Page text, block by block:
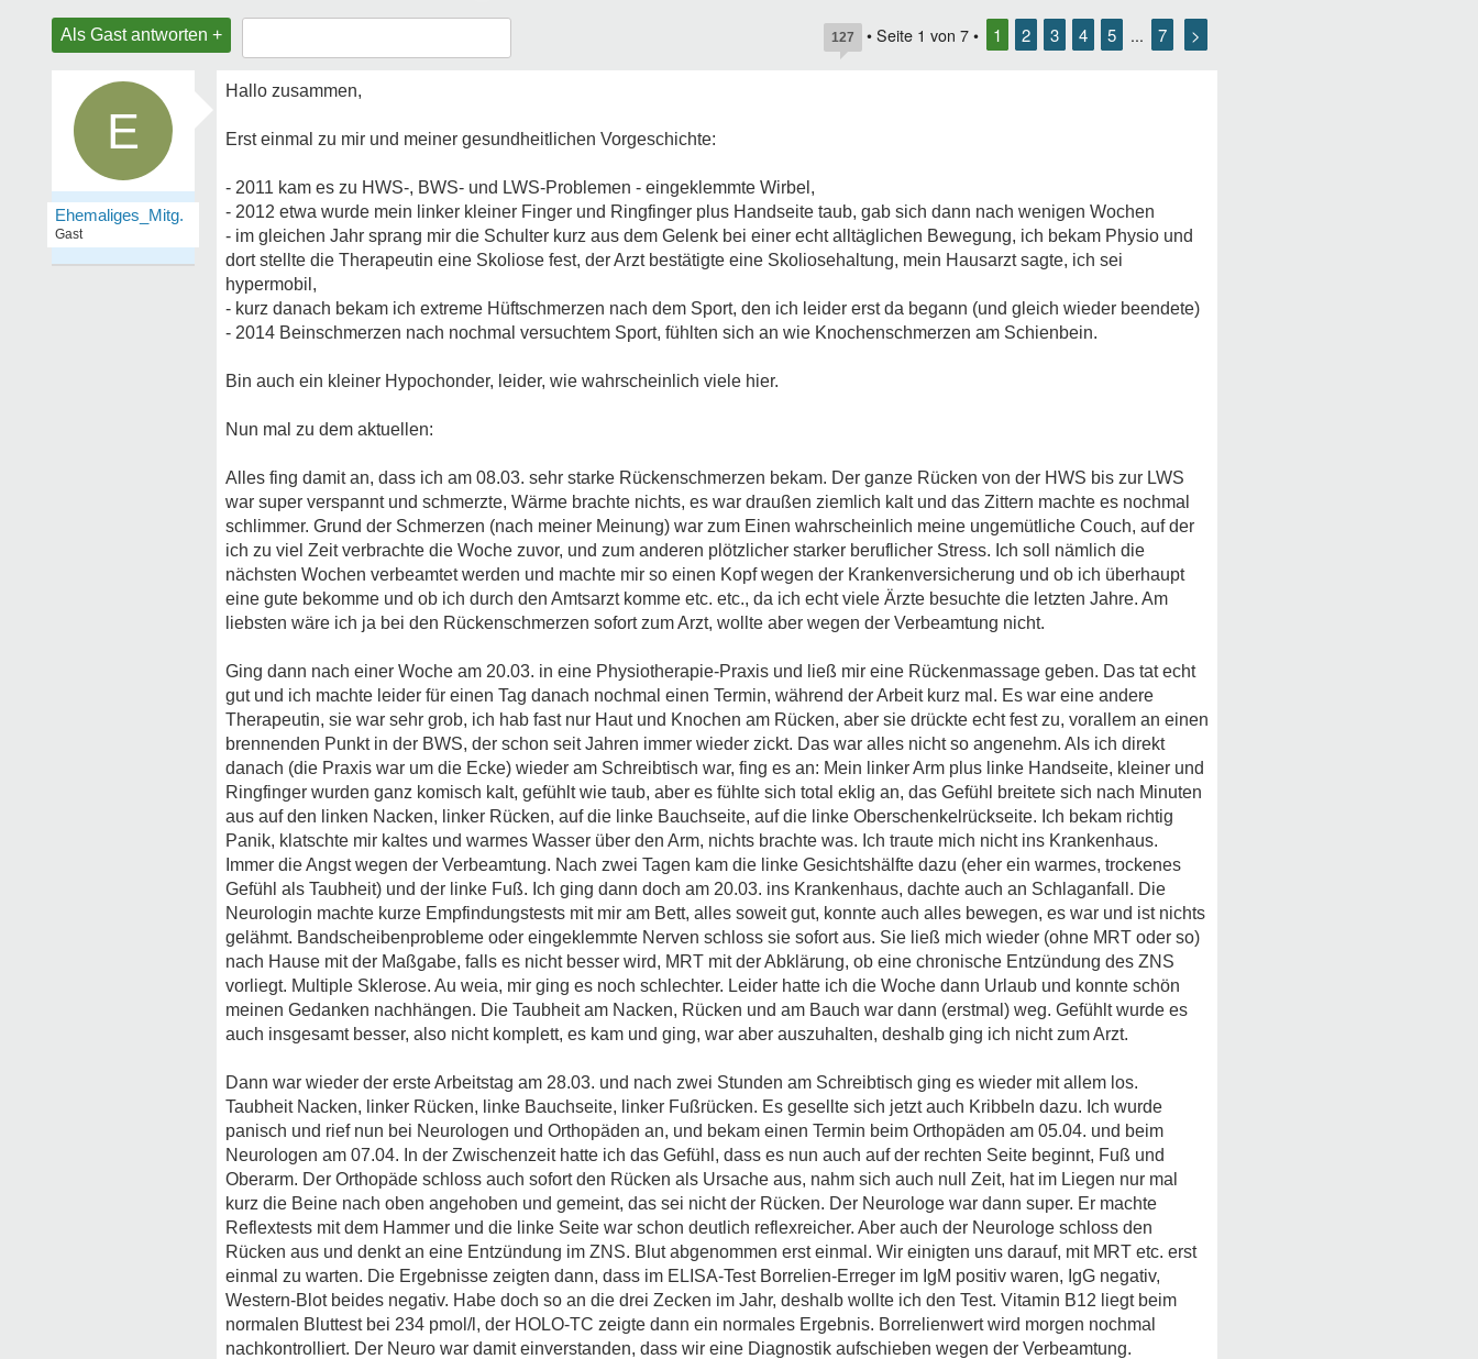
Als Gast antworten + 127 • Seite 1 von 7 • 1 2 3 4 5 ... 7 >
E
Ehemaliges_Mitg.
Gast
Hallo zusammen,
Erst einmal zu mir und meiner gesundheitlichen Vorgeschichte:
- 2011 kam es zu HWS-, BWS- und LWS-Problemen - eingeklemmte Wirbel,
- 2012 etwa wurde mein linker kleiner Finger und Ringfinger plus Handseite taub, gab sich dann nach wenigen Wochen
- im gleichen Jahr sprang mir die Schulter kurz aus dem Gelenk bei einer echt alltäglichen Bewegung, ich bekam Physio und
dort stellte die Therapeutin eine Skoliose fest, der Arzt bestätigte eine Skoliosehaltung, mein Hausarzt sagte, ich sei
hypermobil,
- kurz danach bekam ich extreme Hüftschmerzen nach dem Sport, den ich leider erst da begann (und gleich wieder beendete)
- 2014 Beinschmerzen nach nochmal versuchtem Sport, fühlten sich an wie Knochenschmerzen am Schienbein.
Bin auch ein kleiner Hypochonder, leider, wie wahrscheinlich viele hier.
Nun mal zu dem aktuellen:
Alles fing damit an, dass ich am 08.03. sehr starke Rückenschmerzen bekam. Der ganze Rücken von der HWS bis zur LWS
war super verspannt und schmerzte, Wärme brachte nichts, es war draußen ziemlich kalt und das Zittern machte es nochmal
schlimmer. Grund der Schmerzen (nach meiner Meinung) war zum Einen wahrscheinlich meine ungemütliche Couch, auf der
ich zu viel Zeit verbrachte die Woche zuvor, und zum anderen plötzlicher starker beruflicher Stress. Ich soll nämlich die
nächsten Wochen verbeamtet werden und machte mir so einen Kopf wegen der Krankenversicherung und ob ich überhaupt
eine gute bekomme und ob ich durch den Amtsarzt komme etc. etc., da ich echt viele Ärzte besuchte die letzten Jahre. Am
liebsten wäre ich ja bei den Rückenschmerzen sofort zum Arzt, wollte aber wegen der Verbeamtung nicht.
Ging dann nach einer Woche am 20.03. in eine Physiotherapie-Praxis und ließ mir eine Rückenmassage geben. Das tat echt
gut und ich machte leider für einen Tag danach nochmal einen Termin, während der Arbeit kurz mal. Es war eine andere
Therapeutin, sie war sehr grob, ich hab fast nur Haut und Knochen am Rücken, aber sie drückte echt fest zu, vorallem an einen
brennenden Punkt in der BWS, der schon seit Jahren immer wieder zickt. Das war alles nicht so angenehm. Als ich direkt
danach (die Praxis war um die Ecke) wieder am Schreibtisch war, fing es an: Mein linker Arm plus linke Handseite, kleiner und
Ringfinger wurden ganz komisch kalt, gefühlt wie taub, aber es fühlte sich total eklig an, das Gefühl breitete sich nach Minuten
aus auf den linken Nacken, linker Rücken, auf die linke Bauchseite, auf die linke Oberschenkelrückseite. Ich bekam richtig
Panik, klatschte mir kaltes und warmes Wasser über den Arm, nichts brachte was. Ich traute mich nicht ins Krankenhaus.
Immer die Angst wegen der Verbeamtung. Nach zwei Tagen kam die linke Gesichtshälfte dazu (eher ein warmes, trockenes
Gefühl als Taubheit) und der linke Fuß. Ich ging dann doch am 20.03. ins Krankenhaus, dachte auch an Schlaganfall. Die
Neurologin machte kurze Empfindungstests mit mir am Bett, alles soweit gut, konnte auch alles bewegen, es war und ist nichts
gelähmt. Bandscheibenprobleme oder eingeklemmte Nerven schloss sie sofort aus. Sie ließ mich wieder (ohne MRT oder so)
nach Hause mit der Maßgabe, falls es nicht besser wird, MRT mit der Abklärung, ob eine chronische Entzündung des ZNS
vorliegt. Multiple Sklerose. Au weia, mir ging es noch schlechter. Leider hatte ich die Woche dann Urlaub und konnte schön
meinen Gedanken nachhängen. Die Taubheit am Nacken, Rücken und am Bauch war dann (erstmal) weg. Gefühlt wurde es
auch insgesamt besser, also nicht komplett, es kam und ging, war aber auszuhalten, deshalb ging ich nicht zum Arzt.
Dann war wieder der erste Arbeitstag am 28.03. und nach zwei Stunden am Schreibtisch ging es wieder mit allem los.
Taubheit Nacken, linker Rücken, linke Bauchseite, linker Fußrücken. Es gesellte sich jetzt auch Kribbeln dazu. Ich wurde
panisch und rief nun bei Neurologen und Orthopäden an, und bekam einen Termin beim Orthopäden am 05.04. und beim
Neurologen am 07.04. In der Zwischenzeit hatte ich das Gefühl, dass es nun auch auf der rechten Seite beginnt, Fuß und
Oberarm. Der Orthopäde schloss auch sofort den Rücken als Ursache aus, nahm sich auch null Zeit, hat im Liegen nur mal
kurz die Beine nach oben angehoben und gemeint, das sei nicht der Rücken. Der Neurologe war dann super. Er machte
Reflextests mit dem Hammer und die linke Seite war schon deutlich reflexreicher. Aber auch der Neurologe schloss den
Rücken aus und denkt an eine Entzündung im ZNS. Blut abgenommen erst einmal. Wir einigten uns darauf, mit MRT etc. erst
einmal zu warten. Die Ergebnisse zeigten dann, dass im ELISA-Test Borrelien-Erreger im IgM positiv waren, IgG negativ,
Western-Blot beides negativ. Habe doch so an die drei Zecken im Jahr, deshalb wollte ich den Test. Vitamin B12 liegt beim
normalen Bluttest bei 234 pmol/l, der HOLO-TC zeigte dann ein normales Ergebnis. Borrelienwert wird morgen nochmal
nachkontrolliert. Der Neuro war damit einverstanden, dass wir eine Diagnostik aufschieben wegen der Verbeamtung.